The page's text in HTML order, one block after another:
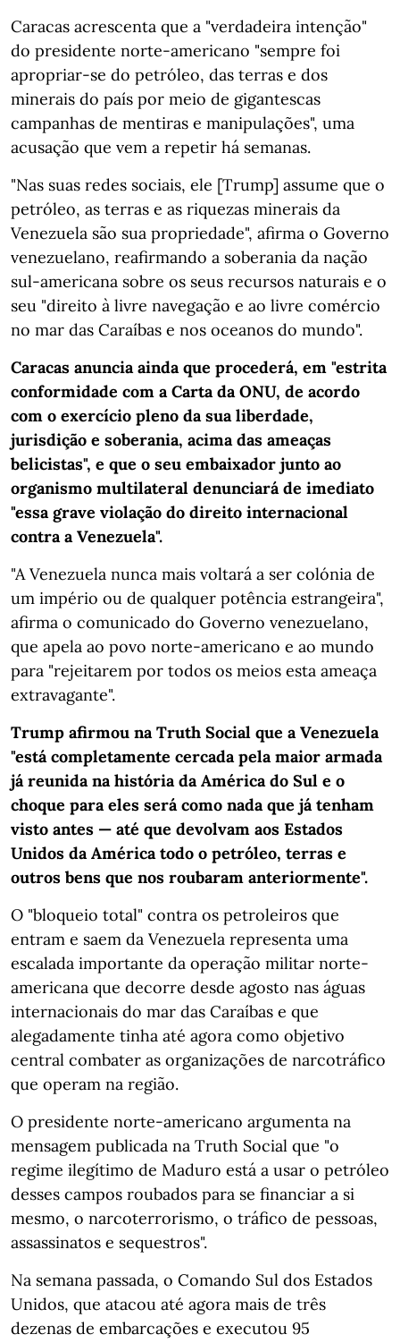
Caracas acrescenta que a "verdadeira intenção"
do presidente norte-americano "sempre foi
apropriar-se do petróleo, das terras e dos
minerais do país por meio de gigantescas
campanhas de mentiras e manipulações", uma
acusação que vem a repetir há semanas.
"Nas suas redes sociais, ele [Trump] assume que o
petróleo, as terras e as riquezas minerais da
Venezuela são sua propriedade", afirma o Governo
venezuelano, reafirmando a soberania da nação
sul-americana sobre os seus recursos naturais e o
seu "direito à livre navegação e ao livre comércio
no mar das Caraíbas e nos oceanos do mundo".
Caracas anuncia ainda que procederá, em "estrita
conformidade com a Carta da ONU, de acordo
com o exercício pleno da sua liberdade,
jurisdição e soberania, acima das ameaças
belicistas", e que o seu embaixador junto ao
organismo multilateral denunciará de imediato
"essa grave violação do direito internacional
contra a Venezuela".
"A Venezuela nunca mais voltará a ser colónia de
um império ou de qualquer potência estrangeira",
afirma o comunicado do Governo venezuelano,
que apela ao povo norte-americano e ao mundo
para "rejeitarem por todos os meios esta ameaça
extravagante".
Trump afirmou na Truth Social que a Venezuela
"está completamente cercada pela maior armada
já reunida na história da América do Sul e o
choque para eles será como nada que já tenham
visto antes — até que devolvam aos Estados
Unidos da América todo o petróleo, terras e
outros bens que nos roubaram anteriormente".
O "bloqueio total" contra os petroleiros que
entram e saem da Venezuela representa uma
escalada importante da operação militar norte-
americana que decorre desde agosto nas águas
internacionais do mar das Caraíbas e que
alegadamente tinha até agora como objetivo
central combater as organizações de narcotráfico
que operam na região.
O presidente norte-americano argumenta na
mensagem publicada na Truth Social que "o
regime ilegítimo de Maduro está a usar o petróleo
desses campos roubados para se financiar a si
mesmo, o narcoterrorismo, o tráfico de pessoas,
assassinatos e sequestros".
Na semana passada, o Comando Sul dos Estados
Unidos, que atacou até agora mais de três
dezenas de embarcações e executou 95